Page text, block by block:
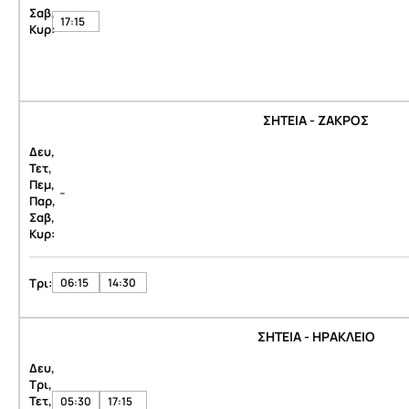
Σαβ,
Κυρ: 17:15
ΣΗΤΕΙΑ - ΖΑΚΡΟΣ
Δευ,
Τετ,
Πεμ,
Παρ,
Σαβ,
Κυρ:
-
Τρι: 06:15 14:30
ΣΗΤΕΙΑ - ΗΡΑΚΛΕΙΟ
Δευ,
Τρι,
Τετ, 05:30 17:15